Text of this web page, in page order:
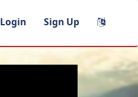
Login Sign Up